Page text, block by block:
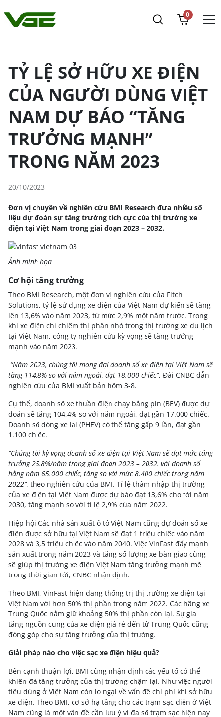
0
TỶ LỆ SỞ HỮU XE ĐIỆN
CỦA NGƯỜI DÙNG VIỆT
NAM DỰ BÁO “TĂNG
TRƯỞNG MẠNH”
TRONG NĂM 2023
20/10/2023
Đơn vị chuyên về nghiên cứu BMI Research đưa nhiều số
liệu dự đoán sự tăng trưởng tích cực của thị trường xe
điện tại Việt Nam trong giai đoạn 2023 – 2032.
Ảnh minh họa
Cơ hội tăng trưởng
Theo BMI Research, một đơn vị nghiên cứu của Fitch
Solutions, tỷ lệ sử dụng xe điện của Việt Nam dự kiến sẽ tăng
lên 13,6% vào năm 2023, từ mức 2,9% một năm trước. Trong
khi xe điện chỉ chiếm thị phần nhỏ trong thị trường xe du lịch
tại Việt Nam, công ty nghiên cứu kỳ vọng sẽ tăng trưởng
mạnh vào năm 2023.
“Năm 2023, chúng tôi mong đợi doanh số xe điện tại Việt Nam sẽ
tăng 114,8% so với năm ngoái, đạt 18.000 chiếc”, Đài CNBC dẫn
nghiên cứu của BMI xuất bản hôm 3-8.
Cụ thể, doanh số xe thuần điện chạy bằng pin (BEV) được dự
đoán sẽ tăng 104,4% so với năm ngoái, đạt gần 17.000 chiếc.
Doanh số dòng xe lai (PHEV) có thể tăng gấp 9 lần, đạt gần
1.100 chiếc.
“Chúng tôi kỳ vọng doanh số xe điện tại Việt Nam sẽ đạt mức tăng
trưởng 25,8%/năm trong giai đoạn 2023 – 2032, với doanh số
hằng năm 65.000 chiếc, tăng so với mức 8.400 chiếc trong năm
2022”, theo nghiên cứu của BMI. Tỉ lệ thâm nhập thị trường
của xe điện tại Việt Nam được dự báo đạt 13,6% cho tới năm
2030, tăng mạnh so với tỉ lệ 2,9% của năm 2022.
Hiệp hội Các nhà sản xuất ô tô Việt Nam cũng dự đoán số xe
điện được sở hữu tại Việt Nam sẽ đạt 1 triệu chiếc vào năm
2028 và 3,5 triệu chiếc vào năm 2040. Việc VinFast đẩy mạnh
sản xuất trong năm 2023 và tăng số lượng xe bàn giao cũng
sẽ giúp thị trường xe điện Việt Nam tăng trưởng mạnh mẽ
trong thời gian tới, CNBC nhận định.
Theo BMI, VinFast hiện đang thống trị thị trường xe điện tại
Việt Nam với hơn 50% thị phần trong năm 2022. Các hãng xe
Trung Quốc nắm giữ khoảng 50% thị phần còn lại. Sự gia
tăng nguồn cung của xe điện giá rẻ đến từ Trung Quốc cũng
đóng góp cho sự tăng trưởng của thị trường.
Giải pháp nào cho việc sạc xe điện hiệu quả?
Bên cạnh thuận lợi, BMI cũng nhận định các yếu tố có thể
khiến đà tăng trưởng của thị trường chậm lại. Như việc người
tiêu dùng ở Việt Nam còn lo ngại về vấn đề chi phí khi sở hữu
xe điện. Theo BMI, cơ sở hạ tầng cho các trạm sạc điện ở Việt
Nam cũng là một vấn đề cần lưu ý vì đa số trạm sạc hiện nay